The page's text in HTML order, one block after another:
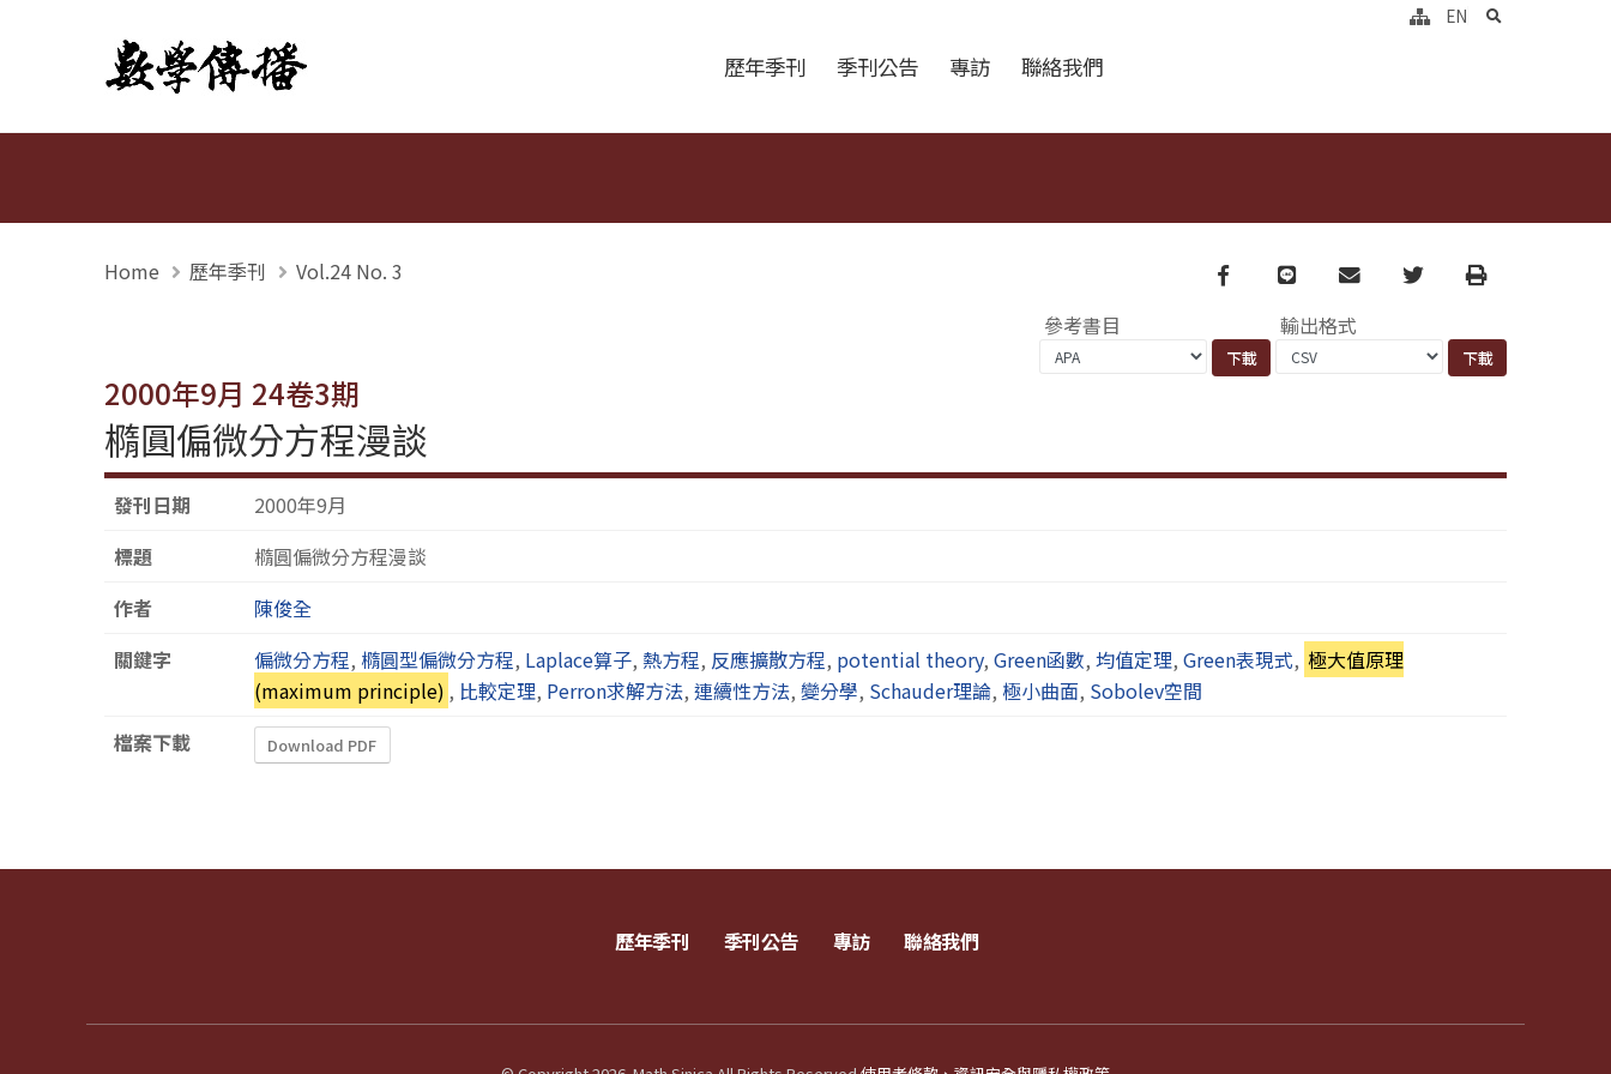
數學傳播 歷年季刊 季刊公告 專訪 聯絡我們
EN search
Home 歷年季刊 Vol.24 No. 3 Facebook
line email TwitterPrint
參考書目 輸出格式
2000年9月 24卷3期
橢圓偏微分方程漫談
發刊日期
2000年9月
標題
橢圓偏微分方程漫談
作者
陳俊全
關鍵字
偏微分方程, 橢圓型偏微分方程, Laplace算子, 熱方程, 反應擴散方程, potential theory, Green函數, 均值定理, Green表現式, 極大值原理
(maximum principle) , 比較定理, Perron求解方法,連續性方法,變分學, Schauder理論,極小曲面, Sobolev空間
檔案下載
Download PDF
歷年季刊 季刊公告 專訪 聯絡我們